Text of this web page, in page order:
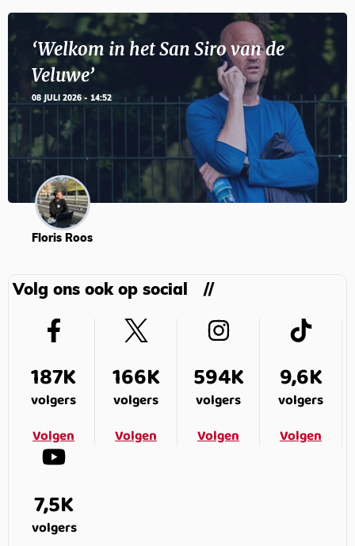
‘Welkom in het San Siro van de
Veluwe’
08 JULI 2026 - 14:52
Floris Roos
Volg ons ook op social
187K
volgers
Volgen
166K
volgers
Volgen
594K
volgers
Volgen
9,6K
volgers
Volgen
7,5K
volgers